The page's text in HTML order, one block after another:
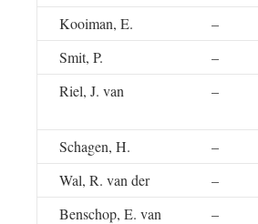
Kooiman, E.
–
Smit, P.
–
Riel, J. van
–
Schagen, H.
–
Wal, R. van der
–
Benschop, E. van
–